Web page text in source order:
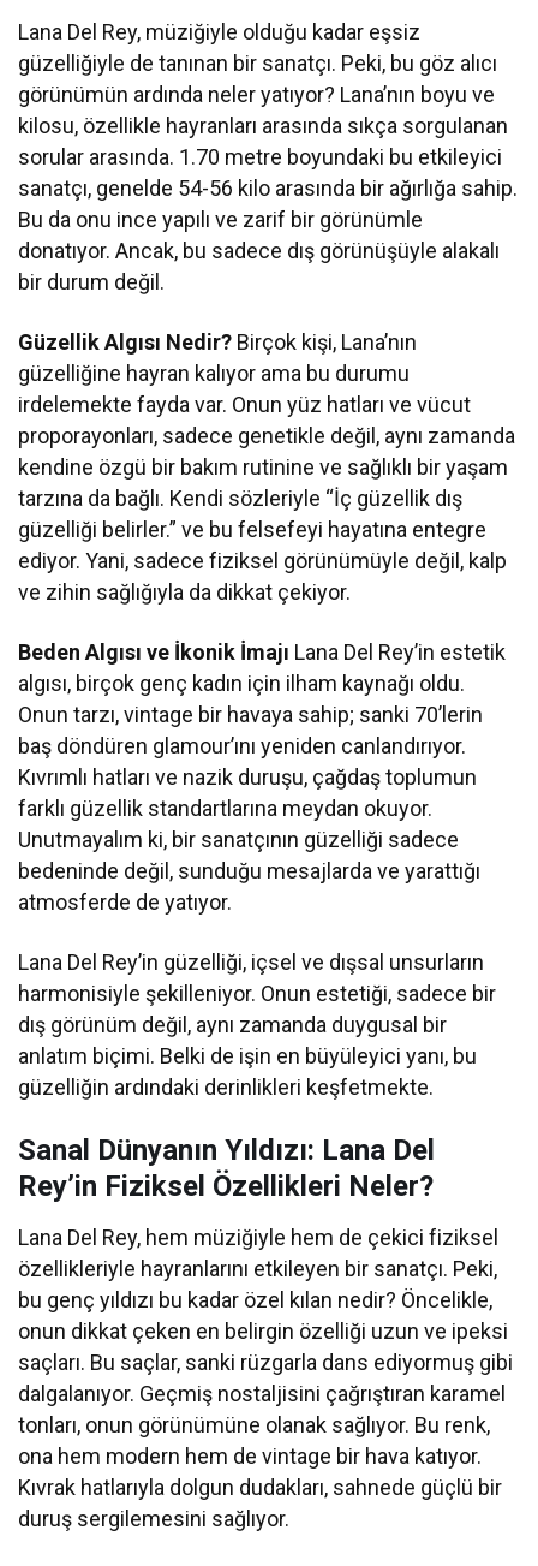
Lana Del Rey, müziğiyle olduğu kadar eşsiz
güzelliğiyle de tanınan bir sanatçı. Peki, bu göz alıcı
görünümün ardında neler yatıyor? Lana’nın boyu ve
kilosu, özellikle hayranları arasında sıkça sorgulanan
sorular arasında. 1.70 metre boyundaki bu etkileyici
sanatçı, genelde 54-56 kilo arasında bir ağırlığa sahip.
Bu da onu ince yapılı ve zarif bir görünümle
donatıyor. Ancak, bu sadece dış görünüşüyle alakalı
bir durum değil.
Güzellik Algısı Nedir? Birçok kişi, Lana’nın
güzelliğine hayran kalıyor ama bu durumu
irdelemekte fayda var. Onun yüz hatları ve vücut
proporayonları, sadece genetikle değil, aynı zamanda
kendine özgü bir bakım rutinine ve sağlıklı bir yaşam
tarzına da bağlı. Kendi sözleriyle “İç güzellik dış
güzelliği belirler.” ve bu felsefeyi hayatına entegre
ediyor. Yani, sadece fiziksel görünümüyle değil, kalp
ve zihin sağlığıyla da dikkat çekiyor.
Beden Algısı ve İkonik İmajı Lana Del Rey’in estetik
algısı, birçok genç kadın için ilham kaynağı oldu.
Onun tarzı, vintage bir havaya sahip; sanki 70’lerin
baş döndüren glamour’ını yeniden canlandırıyor.
Kıvrımlı hatları ve nazik duruşu, çağdaş toplumun
farklı güzellik standartlarına meydan okuyor.
Unutmayalım ki, bir sanatçının güzelliği sadece
bedeninde değil, sunduğu mesajlarda ve yarattığı
atmosferde de yatıyor.
Lana Del Rey’in güzelliği, içsel ve dışsal unsurların
harmonisiyle şekilleniyor. Onun estetiği, sadece bir
dış görünüm değil, aynı zamanda duygusal bir
anlatım biçimi. Belki de işin en büyüleyici yanı, bu
güzelliğin ardındaki derinlikleri keşfetmekte.
Sanal Dünyanın Yıldızı: Lana Del
Rey’in Fiziksel Özellikleri Neler?
Lana Del Rey, hem müziğiyle hem de çekici fiziksel
özellikleriyle hayranlarını etkileyen bir sanatçı. Peki,
bu genç yıldızı bu kadar özel kılan nedir? Öncelikle,
onun dikkat çeken en belirgin özelliği uzun ve ipeksi
saçları. Bu saçlar, sanki rüzgarla dans ediyormuş gibi
dalgalanıyor. Geçmiş nostaljisini çağrıştıran karamel
tonları, onun görünümüne olanak sağlıyor. Bu renk,
ona hem modern hem de vintage bir hava katıyor.
Kıvrak hatlarıyla dolgun dudakları, sahnede güçlü bir
duruş sergilemesini sağlıyor.